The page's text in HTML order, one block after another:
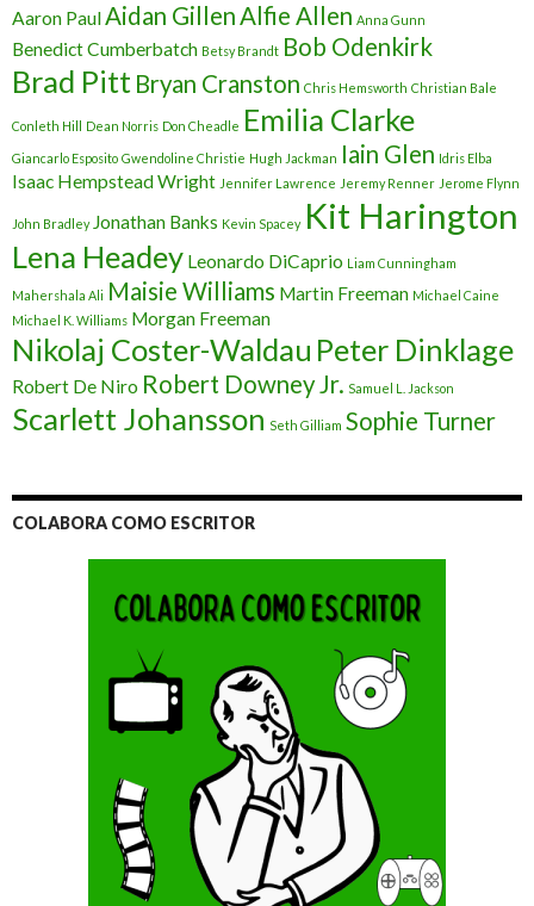
Aaron PaulAidan GillenAlfie Allen Anna Gunn
Benedict Cumberbatch Betsy Brandt Bob Odenkirk
Brad Pitt Bryan Cranston Chris Hemsworth Christian Bale
Conleth Hill Dean Norris Don Cheadle Emilia Clarke
Giancarlo Esposito Gwendoline Christie Hugh Jackman Iain Glen Idris Elba
Isaac Hempstead Wright Jennifer Lawrence Jeremy Renner Jerome Flynn
John Bradley Jonathan Banks Kevin Spacey Kit Harington
Lena Headey Leonardo DiCaprio Liam Cunningham
Mahershala Ali Maisie Williams Martin Freeman Michael Caine
Michael K. Williams Morgan Freeman
Nikolaj Coster-Waldau Peter Dinklage
Robert De Niro Robert Downey Jr. Samuel L. Jackson
Scarlett Johansson Seth Gilliam Sophie Turner
COLABORA COMO ESCRITOR